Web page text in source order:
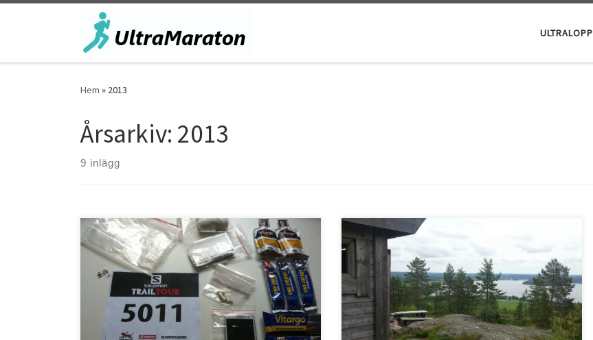
ULTRALOPP
Hem » 2013
Årsarkiv: 2013
9 inlägg
Sitter här och har just sett över utrustningen för
morgondagens ultralopp. Salomon Trail Tour är på
besök i Umeå och imorgon körs det första ultraloppet i
terräng i Umeå. Det blir min första start i ett ultralopp!
För lite drygt ett år sen tog jag upp konditionsträningen
igen, 13 år […]
Idag har jag för första gången sprungit den omtalade
Tavelsjöleden som bjuder på fin terränglöpning med
blandat underlag. Det gick ganska bra men jag tycker
skyltningen bör ses över. Tavelsjöleden är en
vandringsled som sträcker sig från Torrberget i
närheten av Selet till Regementet i Umeå, en sträcka
som mäter […]